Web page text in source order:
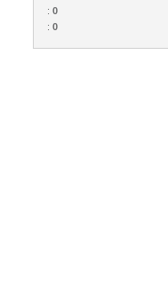
: 0
: 0